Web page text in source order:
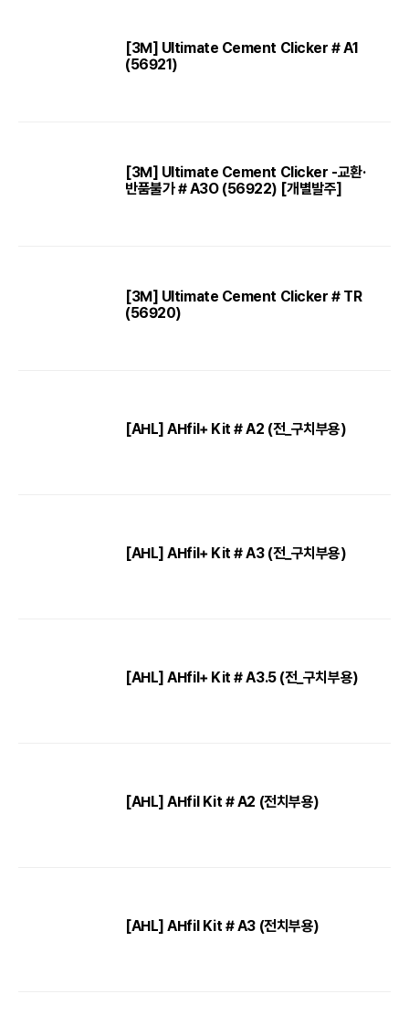
[3M] Ultimate Cement Clicker # A1
(56921)
[3M] Ultimate Cement Clicker -교환·
반품불가 # A3O (56922) [개별발주]
[3M] Ultimate Cement Clicker # TR
(56920)
[AHL] AHfil+ Kit # A2 (전_구치부용)
[AHL] AHfil+ Kit # A3 (전_구치부용)
[AHL] AHfil+ Kit # A3.5 (전_구치부용)
[AHL] AHfil Kit # A2 (전치부용)
[AHL] AHfil Kit # A3 (전치부용)